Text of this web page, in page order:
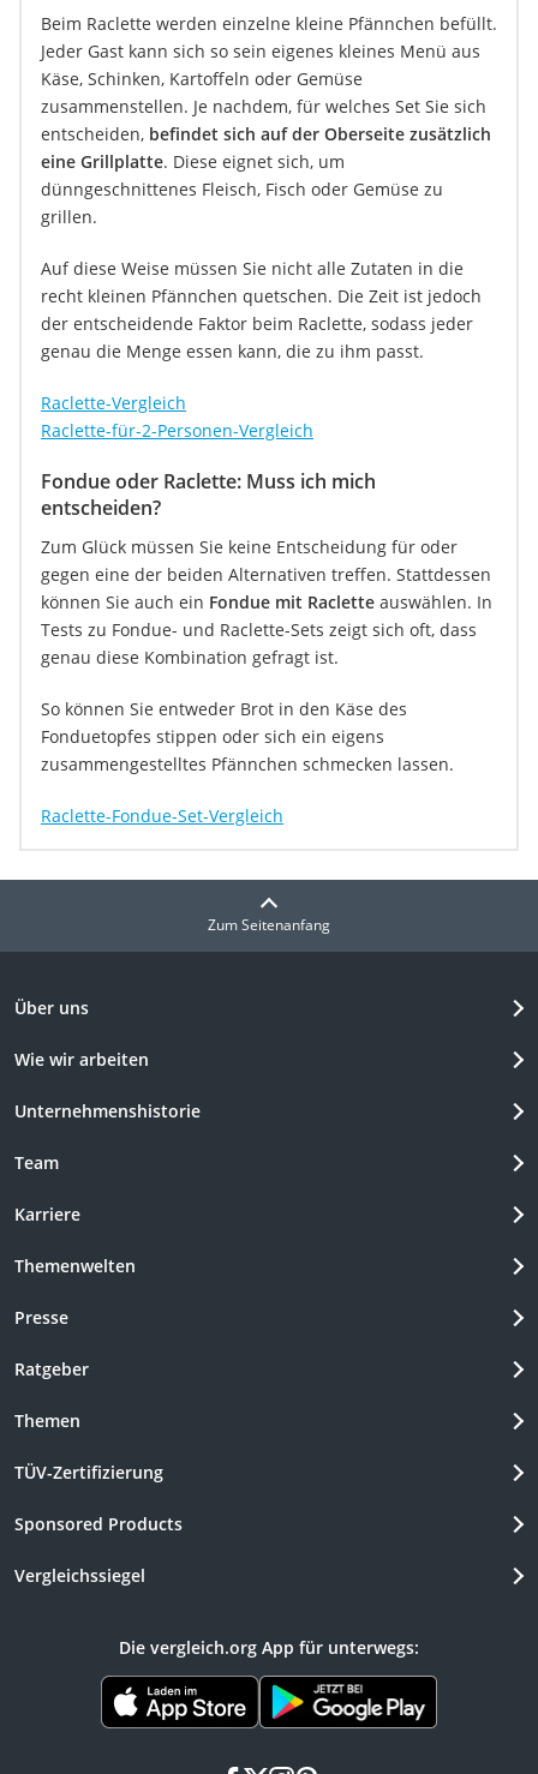
Beim Raclette werden einzelne kleine Pfännchen befüllt.
Jeder Gast kann sich so sein eigenes kleines Menü aus
Käse, Schinken, Kartoffeln oder Gemüse
zusammenstellen. Je nachdem, für welches Set Sie sich
entscheiden, befindet sich auf der Oberseite zusätzlich
eine Grillplatte. Diese eignet sich, um
dünngeschnittenes Fleisch, Fisch oder Gemüse zu
grillen.
Auf diese Weise müssen Sie nicht alle Zutaten in die
recht kleinen Pfännchen quetschen. Die Zeit ist jedoch
der entscheidende Faktor beim Raclette, sodass jeder
genau die Menge essen kann, die zu ihm passt.
Raclette-Vergleich
Raclette-für-2-Personen-Vergleich
Fondue oder Raclette: Muss ich mich
entscheiden?
Zum Glück müssen Sie keine Entscheidung für oder
gegen eine der beiden Alternativen treffen. Stattdessen
können Sie auch ein Fondue mit Raclette auswählen. In
Tests zu Fondue- und Raclette-Sets zeigt sich oft, dass
genau diese Kombination gefragt ist.
So können Sie entweder Brot in den Käse des
Fonduetopfes stippen oder sich ein eigens
zusammengestelltes Pfännchen schmecken lassen.
Raclette-Fondue-Set-Vergleich
Zum Seitenanfang
Über uns
Wie wir arbeiten
Unternehmenshistorie
Team
Karriere
Themenwelten
Presse
Ratgeber
Themen
TÜV-Zertifizierung
Sponsored Products
Vergleichssiegel
Die vergleich.org App für unterwegs: